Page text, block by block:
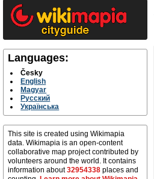
Languages:
Česky
English
Magyar
Русский
Українська
This site is created using Wikimapia
data. Wikimapia is an open-content
collaborative map project contributed by
volunteers around the world. It contains
information about32954338 places and